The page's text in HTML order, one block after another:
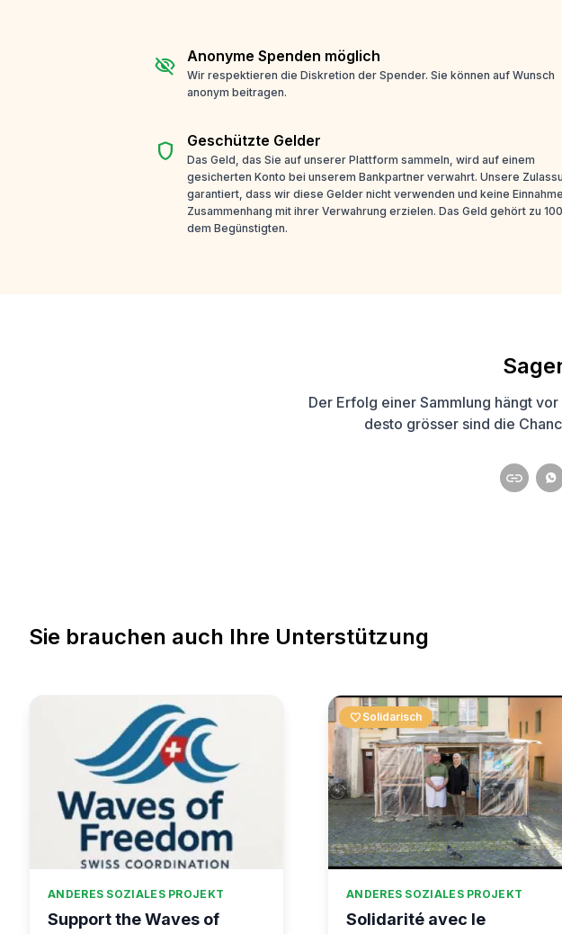
visibility_off Anonyme Spenden möglich
Wir respektieren die Diskretion der Spender. Sie können auf Wunsch
anonym beitragen.
shield Geschützte Gelder
Das Geld, das Sie auf unserer Plattform sammeln, wird auf einem
gesicherten Konto bei unserem Bankpartner verwahrt. Unsere
garantiert, dass wir diese Gelder nicht verwenden und keine
Zusammenhang mit ihrer Verwahrung erzielen. Das Geld gehört zu
dem Begünstigten.
Der Erfolg einer Sammlung hängt
desto grösser sind die
Sie brauchen auch Ihre Unterstützung
ANDERES SOZIALES PROJEKT
Support the Waves of
favorite Solidarisch
ANDERES SOZIALES PROJEKT
Solidarité avec le